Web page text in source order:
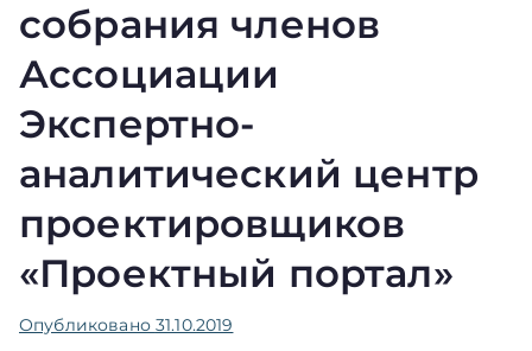
собрания членов
Ассоциации
Экспертно-
аналитический центр
проектировщиков
«Проектный портал»
Опубликовано 31.10.2019